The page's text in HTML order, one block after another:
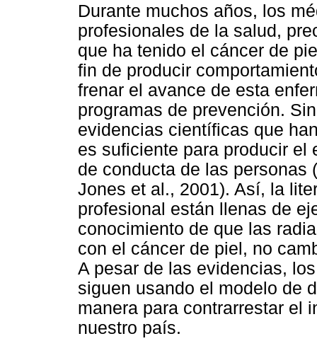
Durante muchos años, los
profesionales de la salud,
que ha tenido el cáncer de
fin de producir
frenar el avance de esta
programas de prevención.
evidencias científicas que
es suficiente para producir el
de conducta de las personas
Jones et al., 2001). Así, la
profesional están llenas de
conocimiento de que las
con el cáncer de piel, no
A pesar de las evidencias,
siguen usando el modelo de
manera para contrarrestar el
nuestro país.